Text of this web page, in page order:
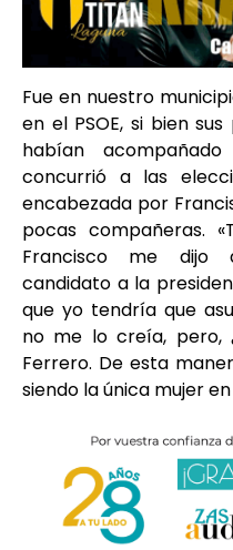
Fue en nuestro
en el PSOE, si bien
habían
concurrió a las
encabezada por
pocas compañeras.
Francisco me dijo
candidato a la
que yo tendría que
no me lo creía, pero,
Ferrero. De esta
siendo la única mujer